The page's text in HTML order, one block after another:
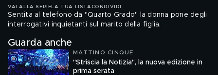
VAI ALLA SERIE LA TUA LISTA CONDIVIDI
Sentita al telefono da "Quarto Grado" la donna pone degli
interrogativi inquietanti sul marito della figlia.
Guarda anche
MATTINO CINQUE
"Striscia la Notizia", la nuova edizione in
prima serata